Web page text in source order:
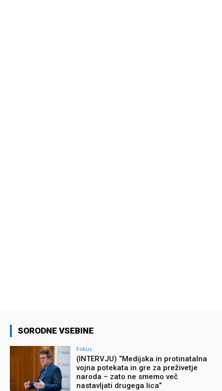
SORODNE VSEBINE
Fokus
(INTERVJU) “Medijska in protinatalna
vojna potekata in gre za preživetje
naroda – zato ne smemo več
nastavljati drugega lica”